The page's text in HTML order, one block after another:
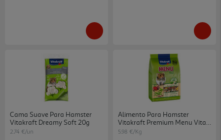
Cama Suave Para Hamster
Vitakraft Dreamy Soft 20g
2.74 €/un
Alimento Para Hamster
Vitakraft Premium Menu Vital
400g
5.98 €/Kg